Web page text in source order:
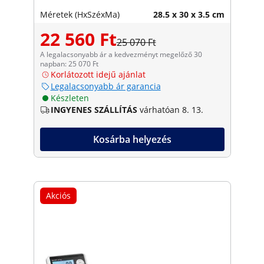
Méretek (HxSzéxMa) 28.5 x 30 x 3.5 cm
22 560 Ft25 070 Ft
A legalacsonyabb ár a kedvezményt megelőző 30
napban: 25 070 Ft
Korlátozott idejű ajánlat
Legalacsonyabb ár garancia
Készleten
INGYENES SZÁLLÍTÁS várhatóan 8. 13.
Kosárba helyezés
Akciós